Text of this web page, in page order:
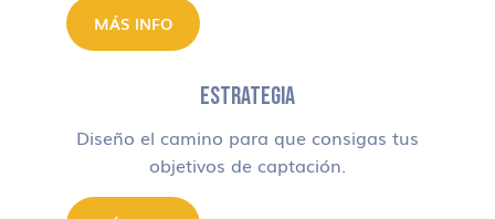
MÁS INFO
ESTRATEGIA
Diseño el camino para que consigas tus
objetivos de captación.